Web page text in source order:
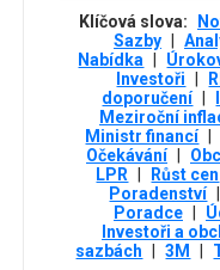
Klíčová slova:
Sazby
Nabídka
Investoři
doporučení
Meziroční
Ministr financí
Očekávání
LPR
Růst cen
Poradenství
Poradce
Investoři a
sazbách
3М